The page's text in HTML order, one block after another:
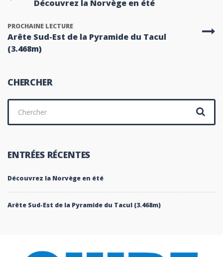
Découvrez la Norvège en été
PROCHAINE LECTURE
Arête Sud-Est de la Pyramide du Tacul
(3.468m)
CHERCHER
ENTRÉES RÉCENTES
Découvrez la Norvège en été
Arête Sud-Est de la Pyramide du Tacul (3.468m)